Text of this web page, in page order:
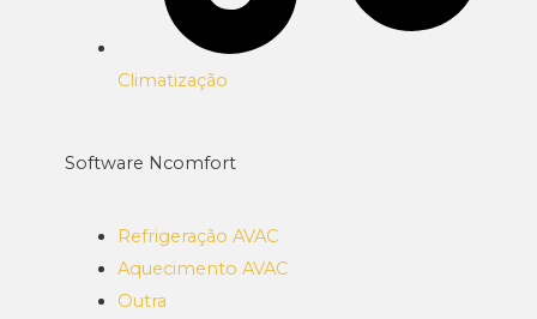
Climatização
Software Ncomfort
Refrigeração AVAC
Aquecimento AVAC
Outra